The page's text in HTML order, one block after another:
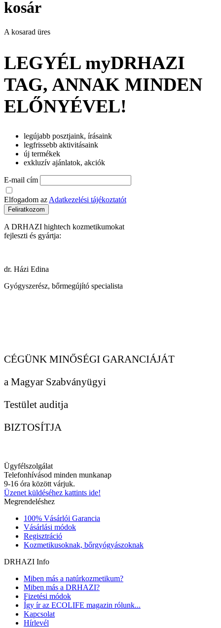
kosár
A kosarad üres
LEGYÉL myDRHAZI
TAG, ANNAK MINDEN
ELŐNYÉVEL!
legújabb posztjaink, írásaink
legfrissebb aktivitásaink
új termékek
exkluzív ajánlatok, akciók
E-mail cím
Elfogadom az Adatkezelési tájékoztatót
Feliratkozom
A DRHAZI hightech kozmetikumokat
fejleszti és gyártja:
dr. Házi Edina
Gyógyszerész, bőrmegújító specialista
CÉGÜNK MINŐSÉGI GARANCIÁJÁT
a Magyar Szabványügyi
Testület auditja
BIZTOSÍTJA
Ügyfélszolgálat
Telefonhívásod minden munkanap
9-16 óra között várjuk.
Üzenet küldéséhez kattints ide!
Megrendeléshez
100% Vásárlói Garancia
Vásárlási módok
Regisztráció
Kozmetikusoknak, bőrgyógyászoknak
DRHAZI Info
Miben más a natúrkozmetikum?
Miben más a DRHAZI?
Fizetési módok
Így ír az ECOLIFE magazin rólunk...
Kapcsolat
Hírlevél